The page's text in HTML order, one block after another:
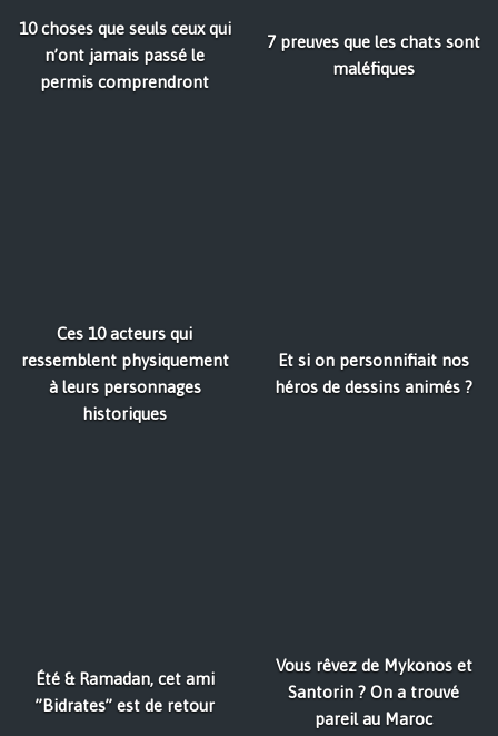
10 choses que seuls ceux qui
n’ont jamais passé le
permis comprendront
7 preuves que les chats sont
maléfiques
Ces 10 acteurs qui
ressemblent physiquement
à leurs personnages
historiques
Et si on personnifiait nos
héros de dessins animés ?
Été & Ramadan, cet ami
”Bidrates” est de retour
Vous rêvez de Mykonos et
Santorin ? On a trouvé
pareil au Maroc